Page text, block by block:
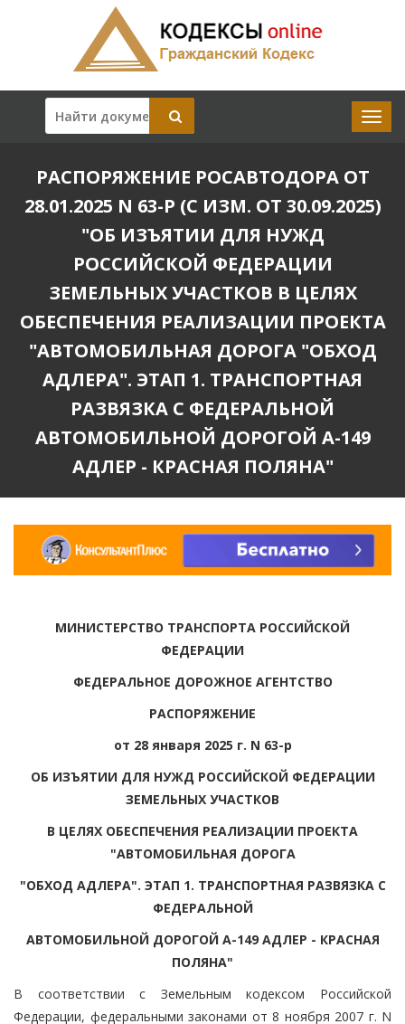
РАСПОРЯЖЕНИЕ РОСАВТОДОРА ОТ
28.01.2025 N 63-Р (С ИЗМ. ОТ 30.09.2025)
"ОБ ИЗЪЯТИИ ДЛЯ НУЖД
РОССИЙСКОЙ ФЕДЕРАЦИИ
ЗЕМЕЛЬНЫХ УЧАСТКОВ В ЦЕЛЯХ
ОБЕСПЕЧЕНИЯ РЕАЛИЗАЦИИ ПРОЕКТА
"АВТОМОБИЛЬНАЯ ДОРОГА "ОБХОД
АДЛЕРА". ЭТАП 1. ТРАНСПОРТНАЯ
РАЗВЯЗКА С ФЕДЕРАЛЬНОЙ
АВТОМОБИЛЬНОЙ ДОРОГОЙ А-149
АДЛЕР - КРАСНАЯ ПОЛЯНА"
МИНИСТЕРСТВО ТРАНСПОРТА РОССИЙСКОЙ
ФЕДЕРАЦИИ
ФЕДЕРАЛЬНОЕ ДОРОЖНОЕ АГЕНТСТВО
РАСПОРЯЖЕНИЕ
от 28 января 2025 г. N 63-р
ОБ ИЗЪЯТИИ ДЛЯ НУЖД РОССИЙСКОЙ ФЕДЕРАЦИИ
ЗЕМЕЛЬНЫХ УЧАСТКОВ
В ЦЕЛЯХ ОБЕСПЕЧЕНИЯ РЕАЛИЗАЦИИ ПРОЕКТА
"АВТОМОБИЛЬНАЯ ДОРОГА
"ОБХОД АДЛЕРА". ЭТАП 1. ТРАНСПОРТНАЯ РАЗВЯЗКА С
ФЕДЕРАЛЬНОЙ
АВТОМОБИЛЬНОЙ ДОРОГОЙ А-149 АДЛЕР - КРАСНАЯ
ПОЛЯНА"
В соответствии с Земельным кодексом Российской
Федерации, федеральными законами от 8 ноября 2007 г. N